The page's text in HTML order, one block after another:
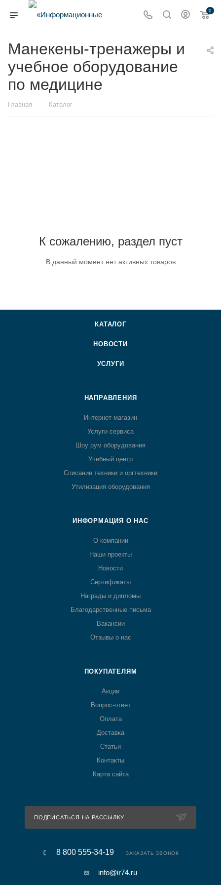
0
Манекены-тренажеры и
учебное оборудование
по медицине
Главная — Каталог
К сожалению, раздел пуст
В данный момент нет активных товаров
КАТАЛОГ
НОВОСТИ
УСЛУГИ
НАПРАВЛЕНИЯ
Интернет-магазин
Услуги сервиса
Шоу рум оборудования
Учебный центр
Списание техники и оргтехники
Утилизация оборудования
ИНФОРМАЦИЯ О НАС
О компании
Наши проекты
Новости
Сертификаты
Награды и дипломы
Благодарственные письма
Вакансии
Отзывы о нас
ПОКУПАТЕЛЯМ
Акции
Вопрос-ответ
Оплата
Доставка
Статьи
Контакты
Карта сайта
ПОДПИСАТЬСЯ НА РАССЫЛКУ
8 800 555-34-19 ЗАКАЗАТЬ ЗВОНОК
info@ir74.ru